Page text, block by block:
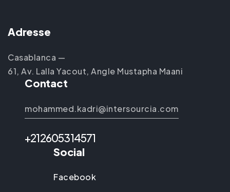
Adresse
Casablanca —
61, Av. Lalla Yacout, Angle Mustapha Maani
Contact
mohammed.kadri@intersourcia.com
+212605314571
Social
Facebook